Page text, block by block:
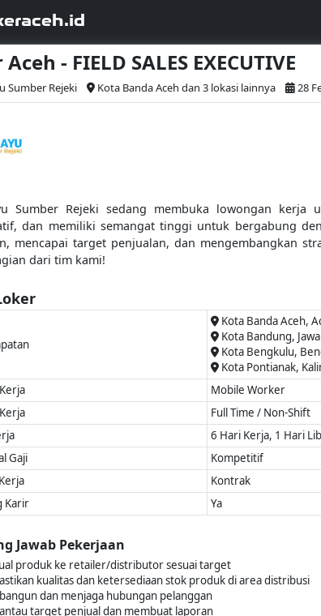
- FIELD SALES EXECUTIVE
Sumber Rejeki Kota Banda Aceh dan 3 lokasi lainnya 28
Sumber Rejeki sedang membuka lowongan
dan memiliki semangat tinggi untuk bergabung
mencapai target penjualan, dan mengembangkan
dari tim kami!
Kota Banda Aceh,
Kota Bandung,
Kota Bengkulu,
Kota Pontianak,
Mobile Worker
Full Time / Non-Shift
6 Hari Kerja, 1 Hari
Gaji Kompetitif
Kontrak
Karir Ya
Jawab Pekerjaan
produk ke retailer/distributor sesuai target
kualitas dan ketersediaan stok produk di area distribusi
dan menjaga hubungan pelanggan
target penjual dan membuat laporan